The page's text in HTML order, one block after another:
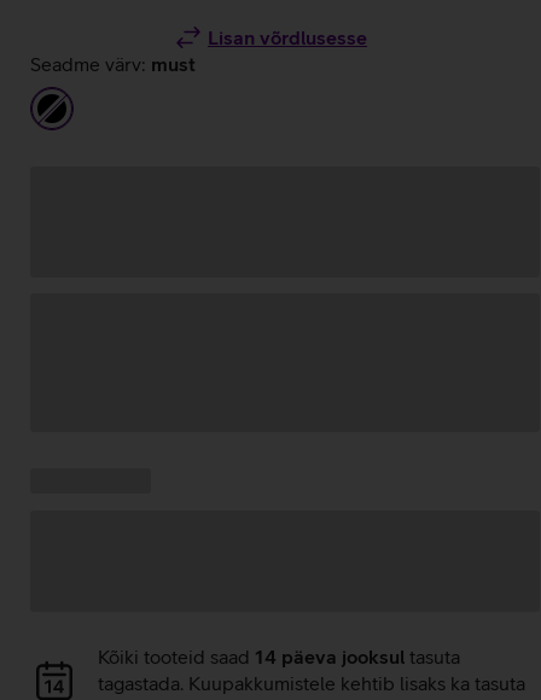
Lisan võrdlusesse
Seadme värv: must
must
Andmete
laadimine
Kõiki tooteid saad 14 päeva jooksul tasuta
tagastada. Kuupakkumistele kehtib lisaks ka tasuta